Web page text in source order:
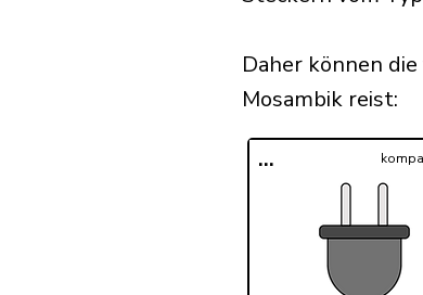
Daher können
Mosambik reist:​
...